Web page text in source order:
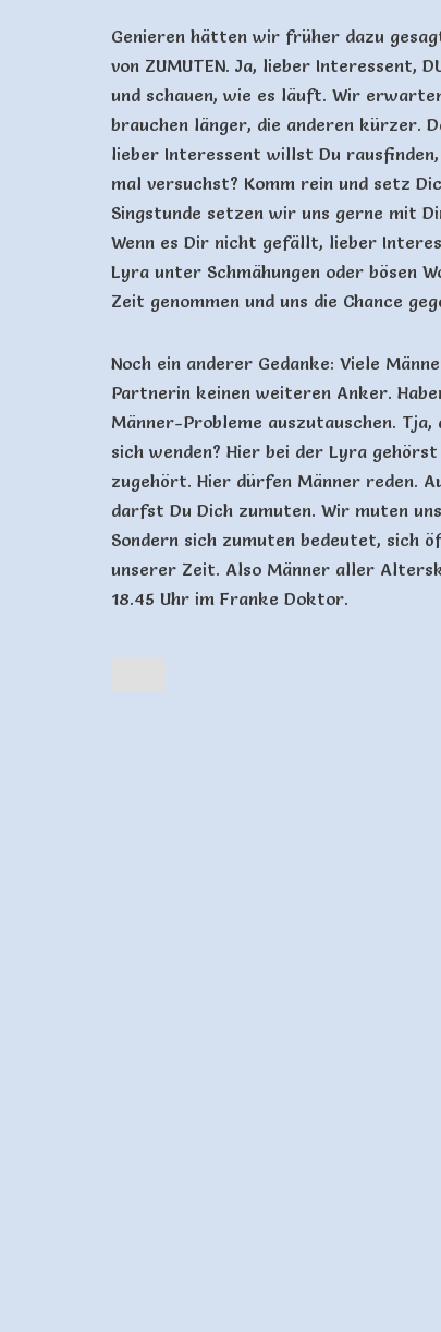
Genieren hätten wir früher dazu
von ZUMUTEN. Ja, lieber Interessent,
und schauen, wie es läuft. Wir
brauchen länger, die anderen kürzer.
lieber Interessent willst Du
mal versuchst? Komm rein und setz
Singstunde setzen wir uns gerne mit
Wenn es Dir nicht gefällt, lieber
Lyra unter Schmähungen oder bösen
Zeit genommen und uns die Chance
Noch ein anderer Gedanke: Viele
Partnerin keinen weiteren Anker.
Männer-Probleme auszutauschen.
sich wenden? Hier bei der Lyra
zugehört. Hier dürfen Männer reden.
darfst Du Dich zumuten. Wir muten
Sondern sich zumuten bedeutet, sich
unserer Zeit. Also Männer aller
18.45 Uhr im Franke Doktor.